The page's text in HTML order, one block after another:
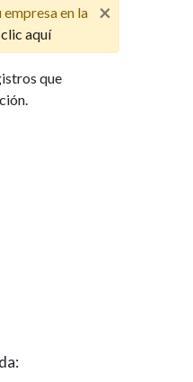
×
empresa en la
aquí
que